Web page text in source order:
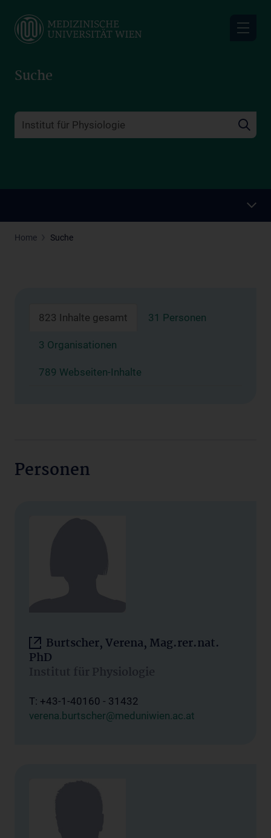
main
Suche
Home Suche
823 Inhalte gesamt 31 Personen
3 Organisationen
789 Webseiten-Inhalte
Personen
Burtscher, Verena, Mag.rer.nat.
PhD
Institut für Physiologie
T: +43-1-40160 - 31432
verena.burtscher@meduniwien.ac.at